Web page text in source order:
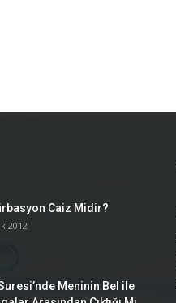
Caiz Midir?
2012
Meninin Bel ile